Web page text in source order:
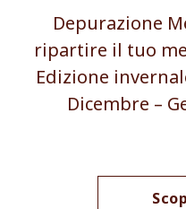
Depurazione
ripartire il tuo
Edizione
Dicembre –